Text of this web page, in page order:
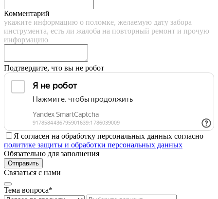
Комментарий
укажите информацию о поломке, желаемую дату забора
инструмента, есть ли жалоба на повторный ремонт и прочую
информацию
Подтвердите, что вы не робот
Я согласен на обработку персональных данных согласно
политике защиты и обработки персональных данных
Обязательно для заполнения
Отправить
Связаться с нами
Тема вопроса*